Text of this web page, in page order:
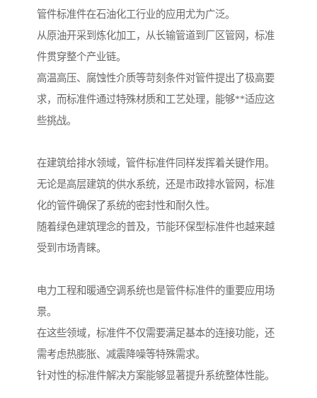
管件标准件在石油化工行业的应用尤为广泛。
从原油开采到炼化加工，从长输管道到厂区管网，标准
件贯穿整个产业链。
高温高压、腐蚀性介质等苛刻条件对管件提出了极高要
求，而标准件通过特殊材质和工艺处理，能够**适应这
些挑战。
在建筑给排水领域，管件标准件同样发挥着关键作用。
无论是高层建筑的供水系统，还是市政排水管网，标准
化的管件确保了系统的密封性和耐久性。
随着绿色建筑理念的普及，节能环保型标准件也越来越
受到市场青睐。
电力工程和暖通空调系统也是管件标准件的重要应用场
景。
在这些领域，标准件不仅需要满足基本的连接功能，还
需考虑热膨胀、减震降噪等特殊需求。
针对性的标准件解决方案能够显著提升系统整体性能。